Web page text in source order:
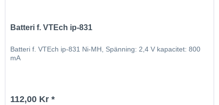
Batteri f. VTEch ip-831
Batteri f. VTEch ip-831 Ni-MH, Spänning: 2,4 V kapacitet: 800
mA
112,00 Kr *